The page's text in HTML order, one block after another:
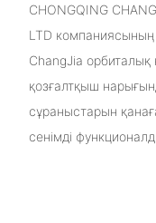
CHONGQING
LTD компаниясының
ChangJia
қозғалтқыш
сұраныстарын
сенімді